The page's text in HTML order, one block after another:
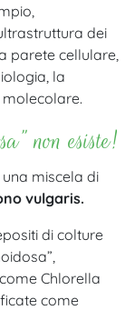
dei
parete cellulare,
la
non esiste!
miscela di
vulgaris.
di colture
Chlorella
come